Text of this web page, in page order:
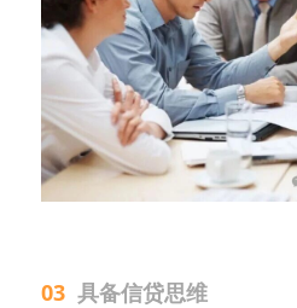
03 具备信贷思维